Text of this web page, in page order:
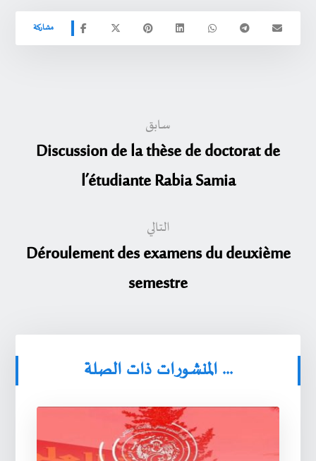
سابق
Discussion de la thèse de doctorat de
l’étudiante Rabia Samia
التالي
Déroulement des examens du deuxième
semestre
المنشورات ذات الصلة ...